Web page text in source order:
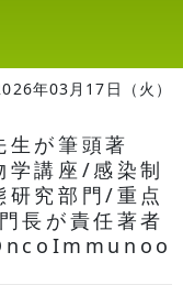
年03月17日（火）
が筆頭著
学講座/感染制
研究部門/重点
長が責任著者